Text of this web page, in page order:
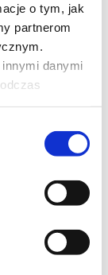
o tym, jak
partnerom
danymi